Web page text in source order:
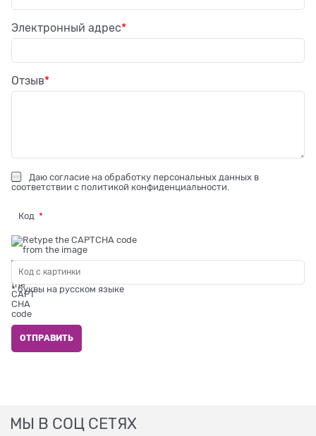
Электронный адрес
Отзыв
Даю согласие на обработку персональных данных в
соответствии с политикой конфиденциальности
Код
* буквы на русском языке
МЫ В СОЦ СЕТЯХ